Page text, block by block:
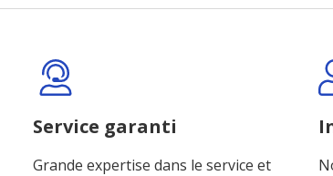
Service garanti
Grande expertise dans le service et